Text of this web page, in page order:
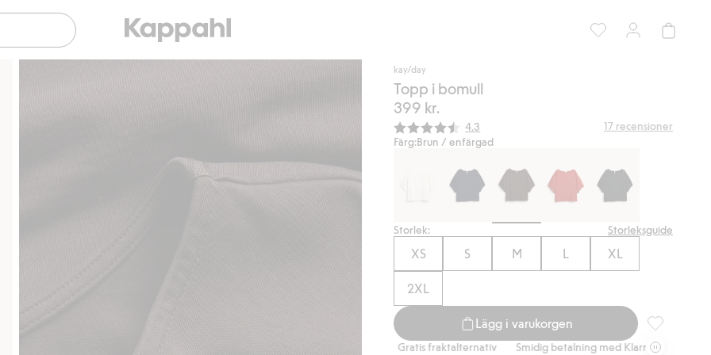
kay/day
Topp i bomull
399 kr.
Snittbetyg:
4.3 17 recensioner
Färg:Brun / enfärgad
Storlek: Storleksguide
XS S M L XL
2XL
Lägg i varukorgen
Topp i
Gratis fraktalternativ Smidig betalning med Klarna. Gratis